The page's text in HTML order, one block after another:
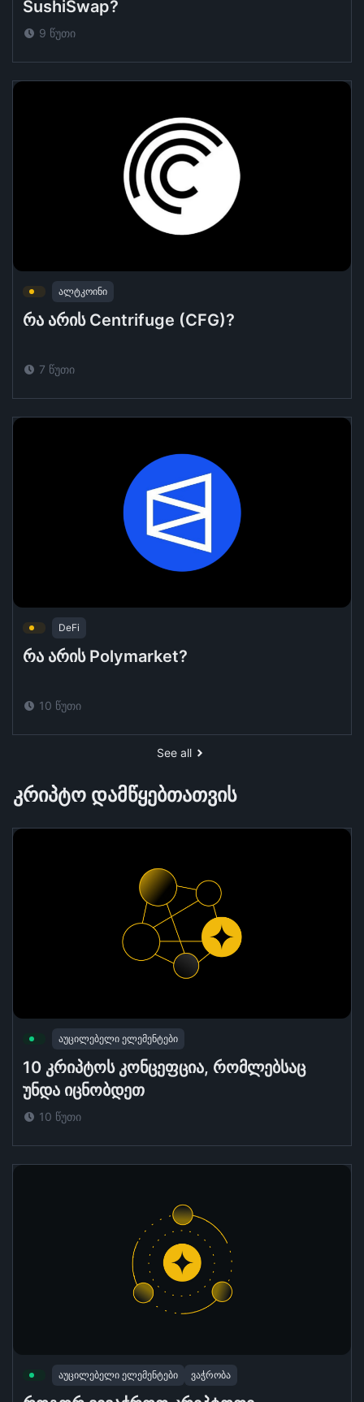
SushiSwap?
9 წუთი
ალტკოინი
რა არის Centrifuge (CFG)?
7 წუთი
DeFi
რა არის Polymarket?
10 წუთი
See all
კრიპტო დამწყებთათვის
აუცილებელი ელემენტები
10 კრიპტოს კონცეფცია, რომლებსაც
უნდა იცნობდეთ
10 წუთი
აუცილებელი ელემენტები ვაჭრობა